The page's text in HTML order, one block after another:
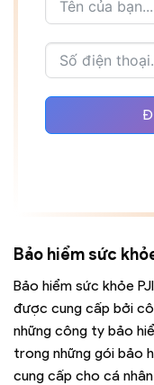
Bảo hiểm sức
Bảo hiểm sức khỏe
được cung cấp bởi
những công ty bảo
trong những gói bảo
cung cấp cho cá